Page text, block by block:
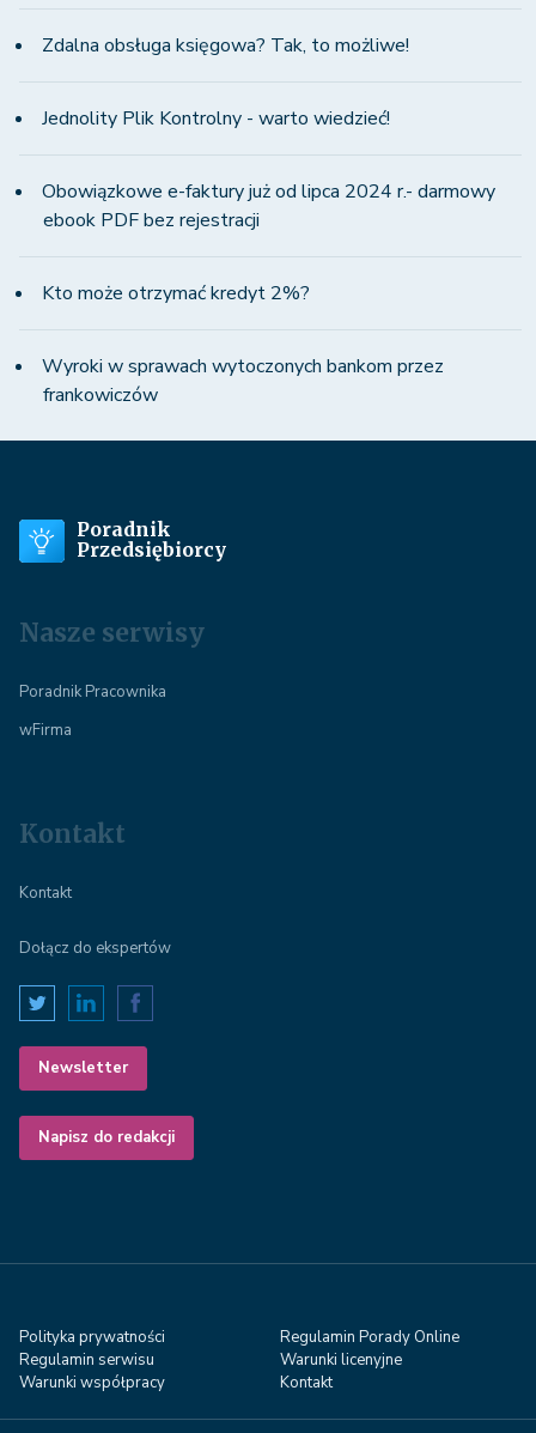
Zdalna obsługa księgowa? Tak, to możliwe!
Jednolity Plik Kontrolny - warto wiedzieć!
Obowiązkowe e-faktury już od lipca 2024 r.- darmowy
ebook PDF bez rejestracji
Kto może otrzymać kredyt 2%?
Wyroki w sprawach wytoczonych bankom przez
frankowiczów
Poradnik
Przedsiębiorcy
Nasze serwisy
Poradnik Pracownika
wFirma
Kontakt
Kontakt
Dołącz do ekspertów
Newsletter
Napisz do redakcji
Polityka prywatności
Regulamin Porady Online
Regulamin serwisu
Warunki licenyjne
Warunki współpracy
Kontakt